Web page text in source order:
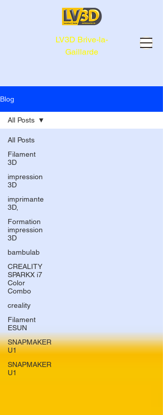
LV3D Brive-la-
Gaillarde
Blog
All Posts
Filament
3D
impression
3D
imprimante
3D,
Formation
impression
3D
bambulab
CREALITY
SPARKX i7
Color
Combo
creality
Filament
ESUN
SNAPMAKER
U1
SNAPMAKER
U1
All Posts